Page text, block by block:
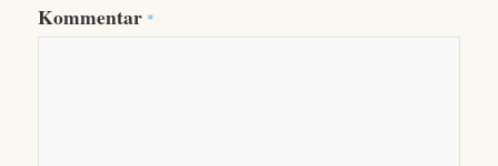
Kommentar *